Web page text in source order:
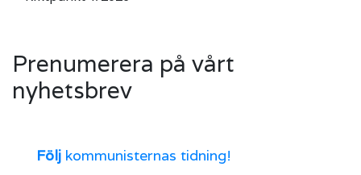
Prenumerera på vårt
nyhetsbrev
Följ kommunisternas tidning!